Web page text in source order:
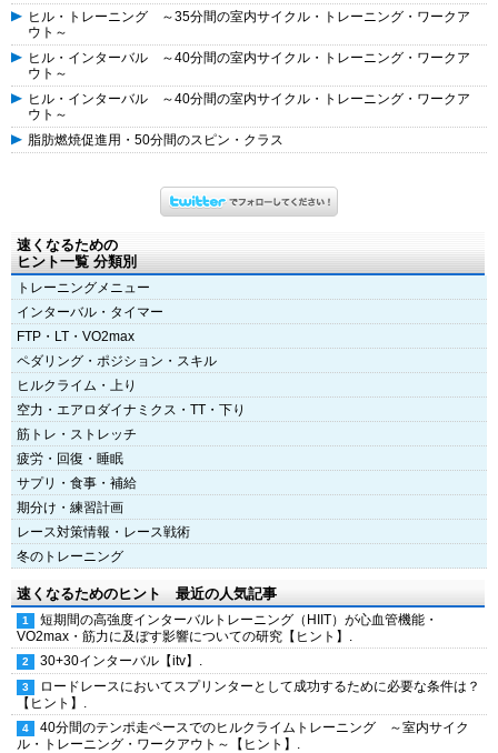
ヒル・トレーニング ～35分間の室内サイクル・トレーニング・ワークア
ウト～
ヒル・インターバル ～40分間の室内サイクル・トレーニング・ワークア
ウト～
ヒル・インターバル ～40分間の室内サイクル・トレーニング・ワークア
ウト～
脂肪燃焼促進用・50分間のスピン・クラス
速くなるための
ヒント一覧 分類別
トレーニングメニュー
インターバル・タイマー
FTP・LT・VO2max
ペダリング・ポジション・スキル
ヒルクライム・上り
空力・エアロダイナミクス・TT・下り
筋トレ・ストレッチ
疲労・回復・睡眠
サプリ・食事・補給
期分け・練習計画
レース対策情報・レース戦術
冬のトレーニング
速くなるためのヒント 最近の人気記事
短期間の高強度インターバルトレーニング（HIIT）が心血管機能・
VO2max・筋力に及ぼす影響についての研究【ヒント】.
30+30インターバル【itv】.
ロードレースにおいてスプリンターとして成功するために必要な条件は？
【ヒント】.
40分間のテンポ走ペースでのヒルクライムトレーニング ～室内サイク
ル・トレーニング・ワークアウト～【ヒント】.